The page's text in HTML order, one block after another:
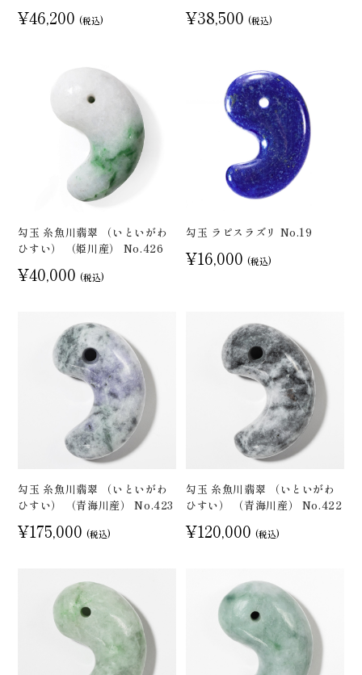
¥46,200 (税込) ¥38,500 (税込)
勾玉 糸魚川翡翠 （いといがわ
ひすい） （姫川産） No.426
¥40,000 (税込)
勾玉 ラピスラズリ No.19
¥16,000 (税込)
勾玉 糸魚川翡翠 （いといがわ
ひすい） （青海川産） No.423
¥175,000 (税込)
勾玉 糸魚川翡翠 （いといがわ
ひすい） （青海川産） No.422
¥120,000 (税込)